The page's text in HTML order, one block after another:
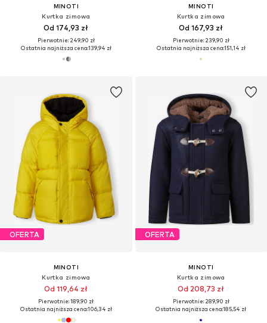
MINOTI
Kurtka zimowa
Od 174,93 zł
Pierwotnie: 249,90 zł
Ostatnia najniższa cena:139,94 zł
MINOTI
Kurtka zimowa
Od 167,93 zł
Pierwotnie: 239,90 zł
Ostatnia najniższa cena:151,14 zł
OFERTA
MINOTI
Kurtka zimowa
Od 119,64 zł
Pierwotnie: 189,90 zł
Ostatnia najniższa cena:106,34 zł
OFERTA
MINOTI
Kurtka zimowa
Od 208,73 zł
Pierwotnie: 289,90 zł
Ostatnia najniższa cena:185,54 zł